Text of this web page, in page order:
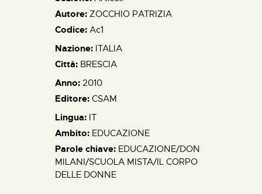
Autore: ZOCCHIO PATRIZIA
Codice: Ac1
Nazione: ITALIA
Città: BRESCIA
Anno: 2010
Editore: CSAM
Lingua: IT
Ambito: EDUCAZIONE
Parole chiave: EDUCAZIONE/DON
MILANI/SCUOLA MISTA/IL CORPO
DELLE DONNE